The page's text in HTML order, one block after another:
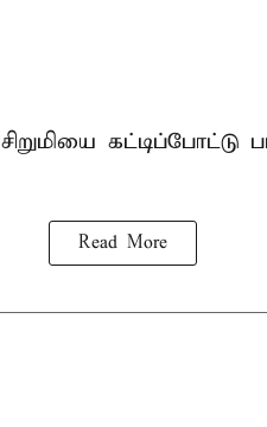
சிறுமியை கட்டிப்போட்டு
Read More